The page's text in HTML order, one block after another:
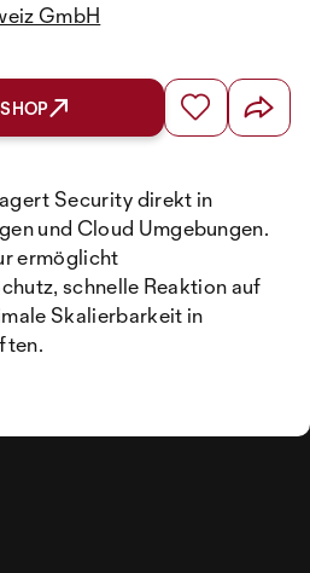
GmbH
Security direkt in
und Cloud Umgebungen.
ermöglicht
schnelle Reaktion auf
Skalierbarkeit in